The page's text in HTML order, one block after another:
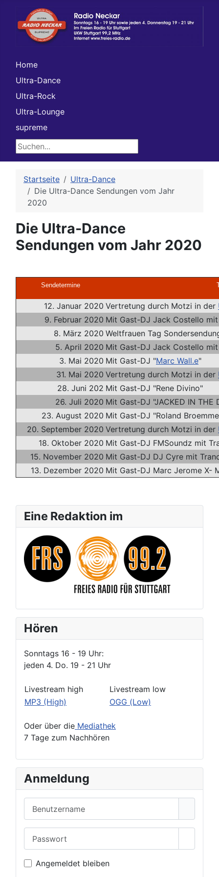
Home
Ultra-Dance
Ultra-Rock
Ultra-Lounge
supreme
Suchen...
Startseite
Ultra-Dance
Die Ultra-Dance Sendungen vom Jahr
2020
Die Ultra-Dance
Sendungen vom Jahr 2020
Sendetermine
12. Januar 2020 Vertretung durch Motzi in der
9. Februar 2020 Mit Gast-DJ Jack Costello
8. März 2020 Weltfrauen Tag
5. April 2020 Mit Gast-DJ Jack Costello
3. Mai 2020 Mit Gast-DJ "Marc Wall.e"
31. Mai 2020 Vertretung durch Motzi in der
28. Juni 202 Mit Gast-DJ "Rene Divino"
26. Juli 2020 Mit Gast-DJ "JACKED IN THE
23. August 2020 Mit Gast-DJ "Roland
20. September 2020 Vertretung durch Motzi in der
18. Oktober 2020 Mit Gast-DJ FMSoundz mit
15. November 2020 Mit Gast-DJ DJ Cyre mit
13. Dezember 2020 Mit Gast-DJ Marc Jerome X-
Eine Redaktion im
Hören
Sonntags 16 - 19 Uhr:
jeden 4. Do. 19 - 21 Uhr
Livestream high
Livestream low
MP3 (High)
OGG (Low)
Oder über die Mediathek
7 Tage zum Nachhören
Anmeldung
Angemeldet bleiben